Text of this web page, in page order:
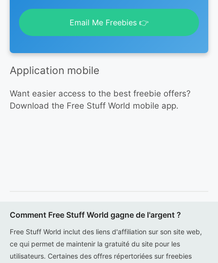
Email Me Freebies 👉
Application mobile
Want easier access to the best freebie offers?
Download the Free Stuff World mobile app.
Comment Free Stuff World gagne de l'argent ?
Free Stuff World inclut des liens d'affiliation sur son site web,
ce qui permet de maintenir la gratuité du site pour les
utilisateurs. Certaines des offres répertoriées sur freebies